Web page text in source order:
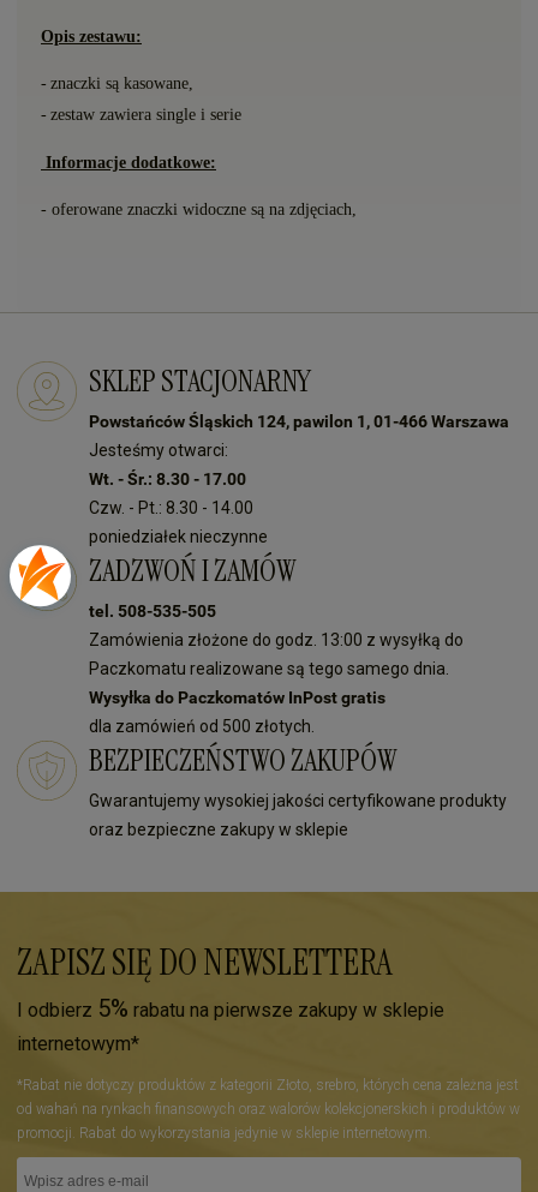
Opis zestawu:
- znaczki są kasowane,
- zestaw zawiera single i serie
Informacje dodatkowe:
- oferowane znaczki widoczne są na zdjęciach,
SKLEP STACJONARNY
Powstańców Śląskich 124, pawilon 1, 01-466 Warszawa
Jesteśmy otwarci:
Wt. - Śr.: 8.30 - 17.00
Czw. - Pt.: 8.30 - 14.00
poniedziałek nieczynne
ZADZWOŃ I ZAMÓW
tel. 508-535-505
Zamówienia złożone do godz. 13:00 z wysyłką do
Paczkomatu realizowane są tego samego dnia.
Wysyłka do Paczkomatów InPost gratis
dla zamówień od 500 złotych.
BEZPIECZEŃSTWO ZAKUPÓW
Gwarantujemy wysokiej jakości certyfikowane produkty
oraz bezpieczne zakupy w sklepie
ZAPISZ SIĘ DO NEWSLETTERA
I odbierz 5% rabatu na pierwsze zakupy w sklepie
internetowym*
*Rabat nie dotyczy produktów z kategorii Złoto, srebro, których cena zależna jest
od wahań na rynkach finansowych oraz walorów kolekcjonerskich i produktów w
promocji. Rabat do wykorzystania jedynie w sklepie internetowym.